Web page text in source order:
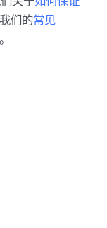
们的常见
。